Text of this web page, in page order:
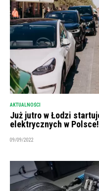
AKTUALNOŚCI
Już jutro w Łodzi
elektrycznych w Polsce!
09/09/2022